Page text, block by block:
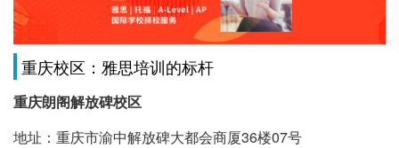
重庆校区：雅思培训的标杆
重庆朗阁解放碑校区
地址：重庆市渝中解放碑大都会商厦36楼07号